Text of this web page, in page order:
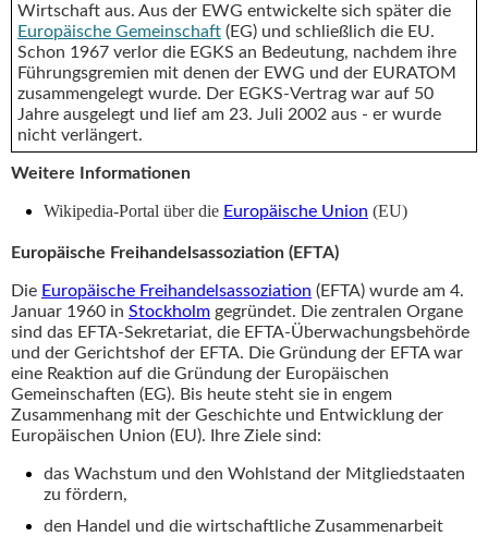
Wirtschaft aus. Aus der EWG entwickelte sich später die
Europäische Gemeinschaft (EG) und schließlich die EU.
Schon 1967 verlor die EGKS an Bedeutung, nachdem ihre
Führungsgremien mit denen der EWG und der EURATOM
zusammengelegt wurde. Der EGKS-Vertrag war auf 50
Jahre ausgelegt und lief am 23. Juli 2002 aus - er wurde
nicht verlängert.
Weitere Informationen
Wikipedia-Portal über die Europäische Union (EU)
Europäische Freihandelsassoziation (EFTA)
Die Europäische Freihandelsassoziation (EFTA) wurde am 4.
Januar 1960 in Stockholm gegründet. Die zentralen Organe
sind das EFTA-Sekretariat, die EFTA-Überwachungsbehörde
und der Gerichtshof der EFTA. Die Gründung der EFTA war
eine Reaktion auf die Gründung der Europäischen
Gemeinschaften (EG). Bis heute steht sie in engem
Zusammenhang mit der Geschichte und Entwicklung der
Europäischen Union (EU). Ihre Ziele sind:
das Wachstum und den Wohlstand der Mitgliedstaaten
zu fördern,
den Handel und die wirtschaftliche Zusammenarbeit